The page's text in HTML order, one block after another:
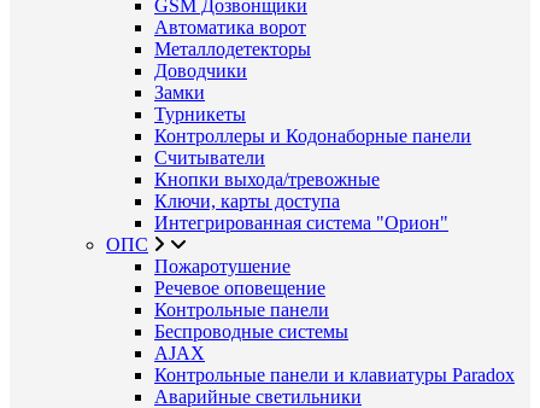
GSM Дозвонщики
Автоматика ворот
Металлодетекторы
Доводчики
Замки
Турникеты
Контроллеры и Кодонаборные панели
Считыватели
Кнопки выхода/тревожные
Ключи, карты доступа
Интегрированная система "Орион"
ОПС
Пожаротушение
Речевое оповещение
Контрольные панели
Беспроводные системы
AJAX
Контрольные панели и клавиатуры Paradox
Аварийные светильники